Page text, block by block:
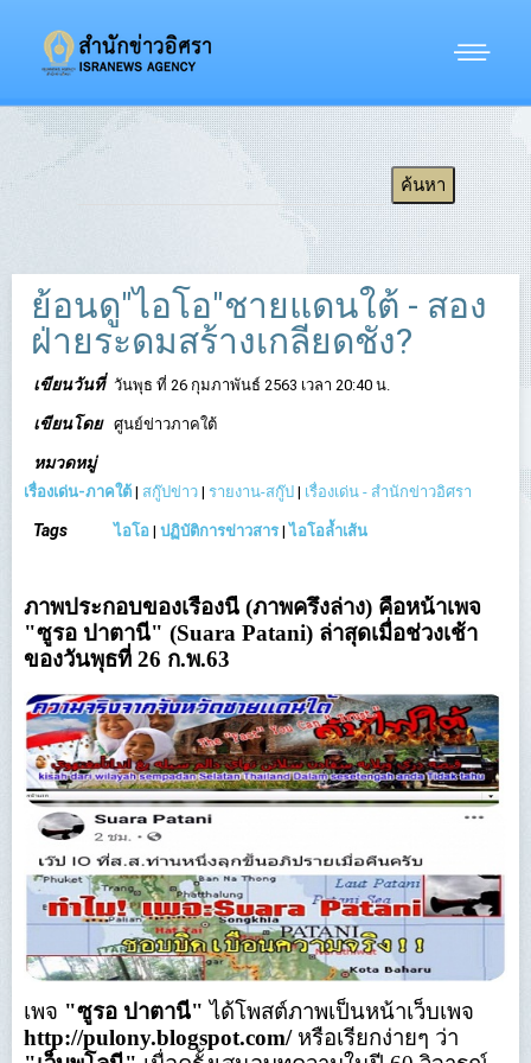
ย้อนดู"ไอโอ"ชายแดนใต้ - สอง
ฝ่ายระดมสร้างเกลียดชัง?
เขียนวันที่ วันพุธ ที่ 26 กุมภาพันธ์ 2563 เวลา 20:40 น.
เขียนโดย ศูนย์ข่าวภาคใต้
หมวดหมู่
เรื่องเด่น-ภาคใต้ | สกู๊ปข่าว | รายงาน-สกู๊ป | เรื่องเด่น - สำนักข่าวอิศรา
Tags ไอโอ | ปฏิบัติการข่าวสาร |ไอโอล้ำเส้น
ภาพประกอบของเรื่องนี้ (ภาพครึ่งล่าง) คือหน้าเพจ
"ซูรอ ปาตานี" (Suara Patani) ล่าสุดเมื่อช่วงเช้า
ของวันพุธที่ 26 ก.พ.63
เพจ "ซูรอ ปาตานี" ได้โพสต์ภาพเป็นหน้าเว็บเพจ
http://pulony.blogspot.com/หรือเรียกง่ายๆ ว่า